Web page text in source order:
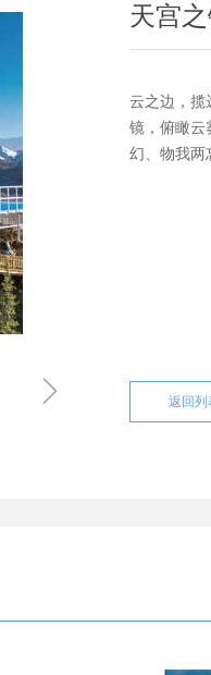
ꁇ
天宫
云之边，揽
镜，俯瞰云
幻、物我两
返回列